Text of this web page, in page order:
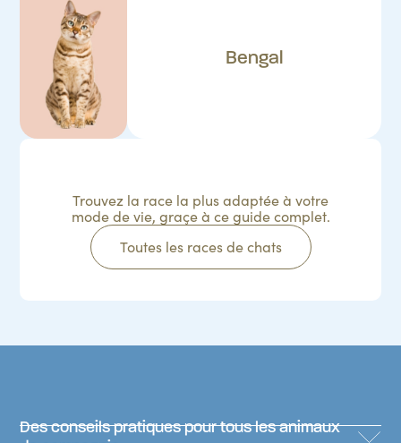
Bengal
Trouvez la race la plus adaptée à votre
mode de vie, graçe à ce guide complet.
Toutes les races de chats
Des conseils pratiques pour tous les animaux